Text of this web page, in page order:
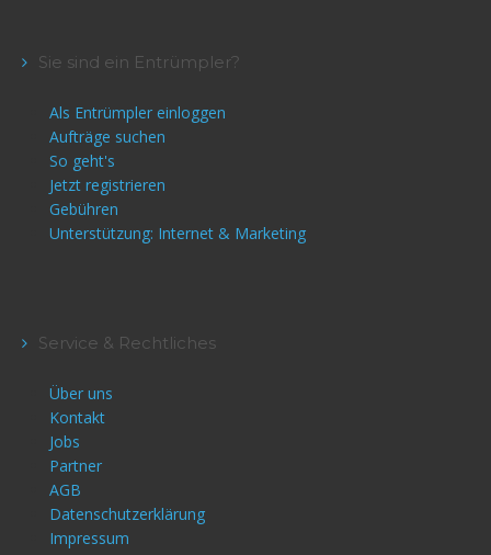
Sie sind ein Entrümpler?
Als Entrümpler einloggen
Aufträge suchen
So geht's
Jetzt registrieren
Gebühren
Unterstützung: Internet & Marketing
Service & Rechtliches
Über uns
Kontakt
Jobs
Partner
AGB
Datenschutzerklärung
Impressum